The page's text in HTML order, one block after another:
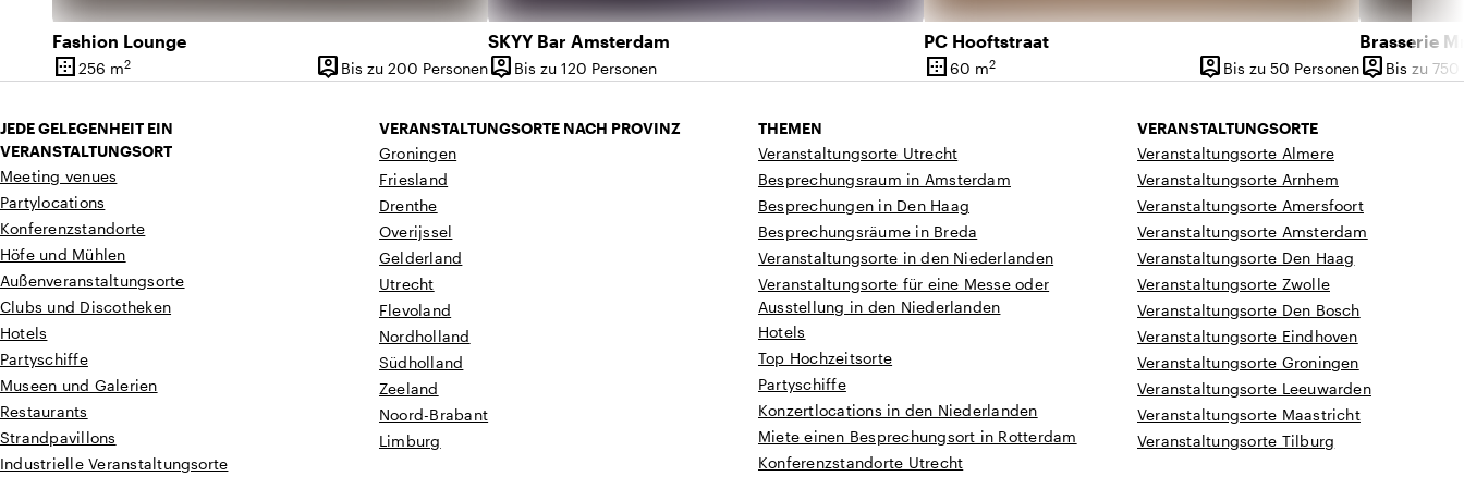
Fashion Lounge
border_outer
Oberfläche
256 m2 person_pin
Kapazität
Bis zu 200 Personen
SKYY Bar Amsterdam
person_pin
Kapazität
Bis zu 120 Personen
PC Hooftstraat
border_outer
Oberfläche
60 m2 person_pin
Kapazität
Bis zu 50 Personen
Brasserie
person_pin
Kapazität
Bis zu 750
JEDE GELEGENHEIT EIN
VERANSTALTUNGSORT
Meeting venues
Partylocations
Konferenzstandorte
Höfe und Mühlen
Außenveranstaltungsorte
Clubs und Discotheken
Hotels
Partyschiffe
Museen und Galerien
Restaurants
Strandpavillons
Industrielle Veranstaltungsorte
VERANSTALTUNGSORTE NACH PROVINZ
Groningen
Friesland
Drenthe
Overijssel
Gelderland
Utrecht
Flevoland
Nordholland
Südholland
Zeeland
Noord-Brabant
Limburg
THEMEN
Veranstaltungsorte Utrecht
Besprechungsraum in Amsterdam
Besprechungen in Den Haag
Besprechungsräume in Breda
Veranstaltungsorte in den Niederlanden
Veranstaltungsorte für eine Messe oder
Ausstellung in den Niederlanden
Hotels
Top Hochzeitsorte
Partyschiffe
Konzertlocations in den Niederlanden
Miete einen Besprechungsort in Rotterdam
Konferenzstandorte Utrecht
VERANSTALTUNGSORTE
Veranstaltungsorte Almere
Veranstaltungsorte Arnhem
Veranstaltungsorte Amersfoort
Veranstaltungsorte Amsterdam
Veranstaltungsorte Den Haag
Veranstaltungsorte Zwolle
Veranstaltungsorte Den Bosch
Veranstaltungsorte Eindhoven
Veranstaltungsorte Groningen
Veranstaltungsorte Leeuwarden
Veranstaltungsorte Maastricht
Veranstaltungsorte Tilburg